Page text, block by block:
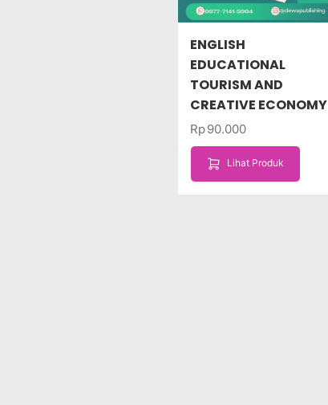
ENGLISH
EDUCATIONAL
TOURISM AND
CREATIVE ECONOMY
Rp90.000
Lihat Produk